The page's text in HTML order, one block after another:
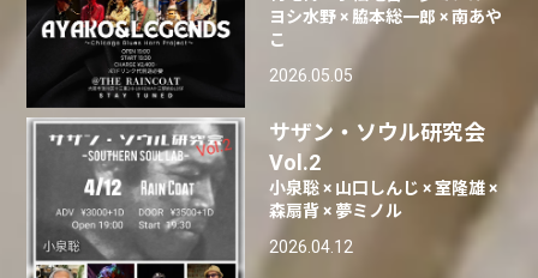
ヨシ水野 × 脇本総一郎 × 南あや
こ
2026.05.05
サザン・ソウル研究会
Vol.2
小泉聡 × 山口しんじ × 室隆雄 ×
森扇背 × 夢ミノル
2026.04.12